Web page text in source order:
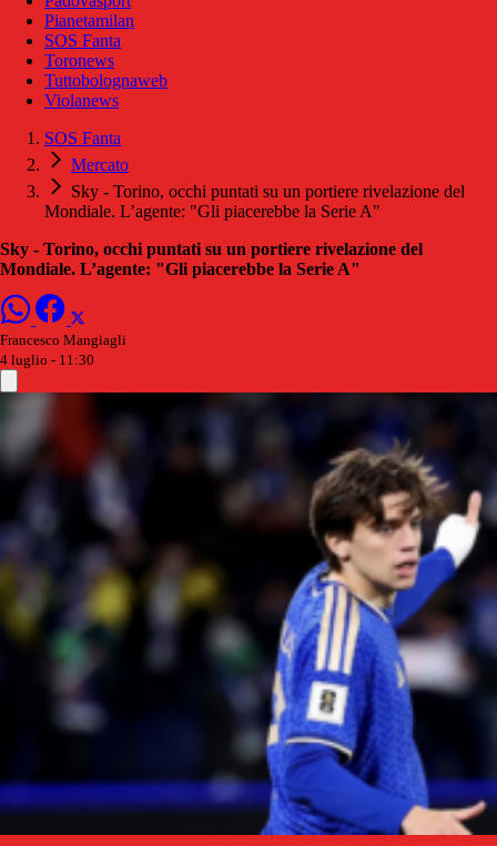
Pianetamilan
SOS Fanta
Toronews
Tuttobolognaweb
Violanews
SOS Fanta
Mercato
Sky - Torino, occhi puntati su un portiere rivelazione del
Mondiale. L’agente: "Gli piacerebbe la Serie A"
Sky - Torino, occhi puntati su un portiere rivelazione del
Mondiale. L’agente: "Gli piacerebbe la Serie A"
Francesco Mangiagli
4 luglio - 11:30